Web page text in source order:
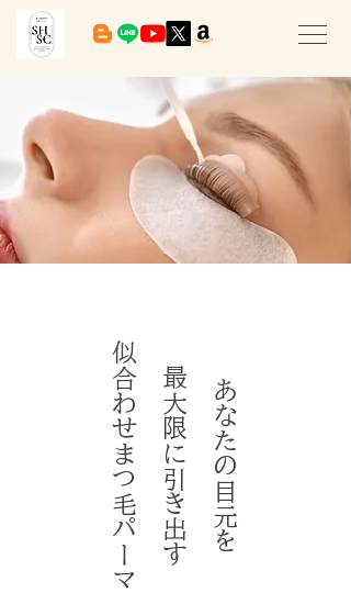
あなたの目元を
最大限に引き出す
似合わせまつ毛パーマ